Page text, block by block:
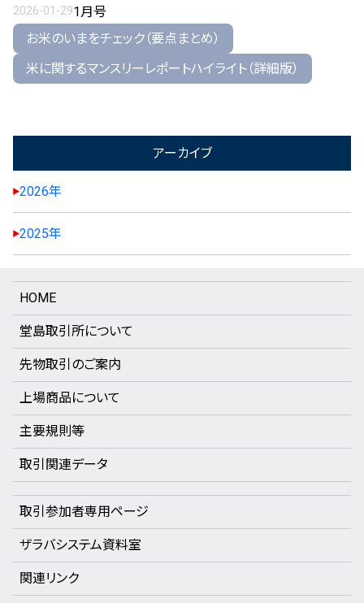
2026-01-291月号
お米のいまをチェック（要点まとめ）
米に関するマンスリーレポートハイライト（詳細版）
アーカイブ
2026年
2025年
HOME
堂島取引所について
先物取引のご案内
上場商品について
主要規則等
取引関連データ
取引参加者専用ページ
ザラバシステム資料室
関連リンク